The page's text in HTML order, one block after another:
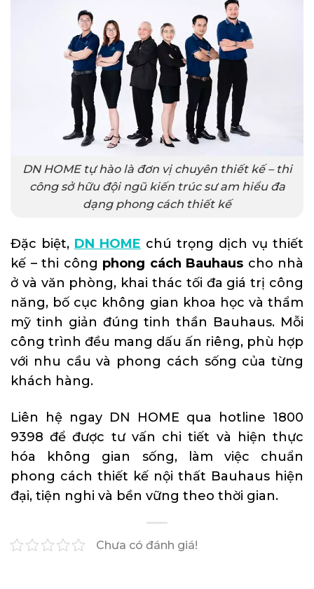
DN HOME tự hào là đơn vị chuyên thiết kế – thi
công sở hữu đội ngũ kiến trúc sư am hiểu đa
dạng phong cách thiết kế
Đặc biệt, DN HOME chú trọng dịch vụ thiết
kế – thi công phong cách Bauhaus cho nhà
ở và văn phòng, khai thác tối đa giá trị công
năng, bố cục không gian khoa học và thẩm
mỹ tinh giản đúng tinh thần Bauhaus. Mỗi
công trình đều mang dấu ấn riêng, phù hợp
với nhu cầu và phong cách sống của từng
khách hàng.
Liên hệ ngay DN HOME qua hotline 1800
9398 để được tư vấn chi tiết và hiện thực
hóa không gian sống, làm việc chuẩn
phong cách thiết kế nội thất Bauhaus hiện
đại, tiện nghi và bền vững theo thời gian.
Chưa có đánh giá!